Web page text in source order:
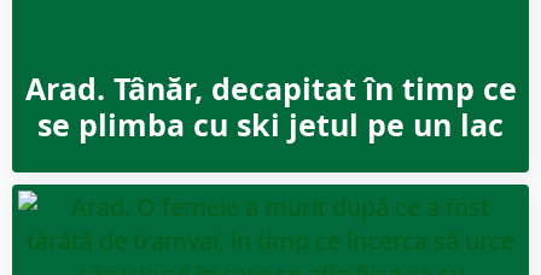
Arad. Tânăr, decapitat în timp ce
se plimba cu ski jetul pe un lac